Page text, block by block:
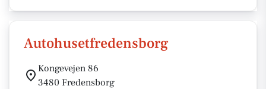
Autohusetfredensborg
Kongevejen 86
3480 Fredensborg